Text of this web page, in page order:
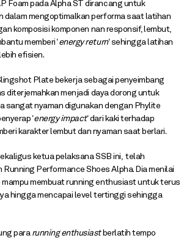
Foam pada Alpha ST dirancang untuk
dalam mengoptimalkan performa saat latihan
komposisi komponen nan responsif, lembut,
memberi ‘energy return‘ sehingga latihan
efisien.
Plate bekerja sebagai penyeimbang
diterjemahkan menjadi daya dorong untuk
sangat nyaman digunakan dengan Phylite
‘energy impact‘ dari kaki terhadap
karakter lembut dan nyaman saat berlari.
ketua pelaksana SSB ini, telah
Performance Shoes Alpha. Dia menilai
membuat running enthusiast untuk terus
hingga mencapai level tertinggi sehingga
para running enthusiastberlatih tempo